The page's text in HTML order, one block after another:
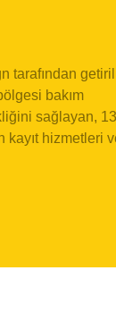
tarafından
bakım
sağlayan, 13
kayıt hizmetleri